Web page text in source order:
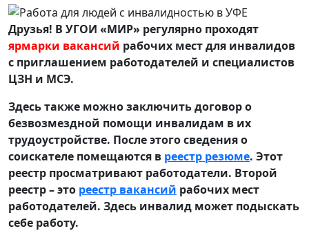
Друзья! В УГОИ «МИР» регулярно проходят
ярмарки вакансий рабочих мест для инвалидов
с приглашением работодателей и специалистов
ЦЗН и МСЭ.
Здесь также можно заключить договор о
безвозмездной помощи инвалидам в их
трудоустройстве. После этого сведения о
соискателе помещаются в реестр резюме. Этот
реестр просматривают работодатели. Второй
реестр – это реестр вакансий рабочих мест
работодателей. Здесь инвалид может подыскать
себе работу.